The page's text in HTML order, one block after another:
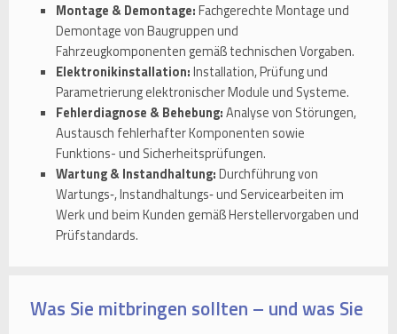
Montage & Demontage:Fachgerechte Montage und
Demontage von Baugruppen und
Fahrzeugkomponenten gemäß technischen Vorgaben.
Elektronikinstallation:Installation, Prüfung und
Parametrierung elektronischer Module und Systeme.
Fehlerdiagnose & Behebung:Analyse von Störungen,
Austausch fehlerhafter Komponenten sowie
Funktions- und Sicherheitsprüfungen.
Wartung & Instandhaltung:Durchführung von
Wartungs‑, Instandhaltungs‑ und Servicearbeiten im
Werk und beim Kunden gemäß Herstellervorgaben und
Prüfstandards.
Was Sie mitbringen sollten – und was Sie